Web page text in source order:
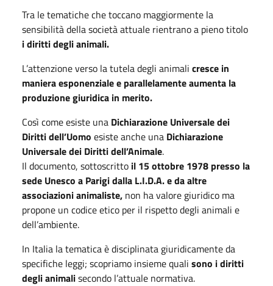
Tra le tematiche che toccano maggiormente la
sensibilità della società attuale rientrano a pieno titolo
i diritti degli animali.
L’attenzione verso la tutela degli animali cresce in
maniera esponenziale e parallelamente aumenta la
produzione giuridica in merito.
Così come esiste una Dichiarazione Universale dei
Diritti dell’Uomo esiste anche una Dichiarazione
Universale dei Diritti dell’Animale.
Il documento, sottoscritto il 15 ottobre 1978 presso la
sede Unesco a Parigi dalla L.I.D.A. e da altre
associazioni animaliste, non ha valore giuridico ma
propone un codice etico per il rispetto degli animali e
dell’ambiente.
In Italia la tematica è disciplinata giuridicamente da
specifiche leggi; scopriamo insieme quali sono i diritti
degli animalisecondo l’attuale normativa.